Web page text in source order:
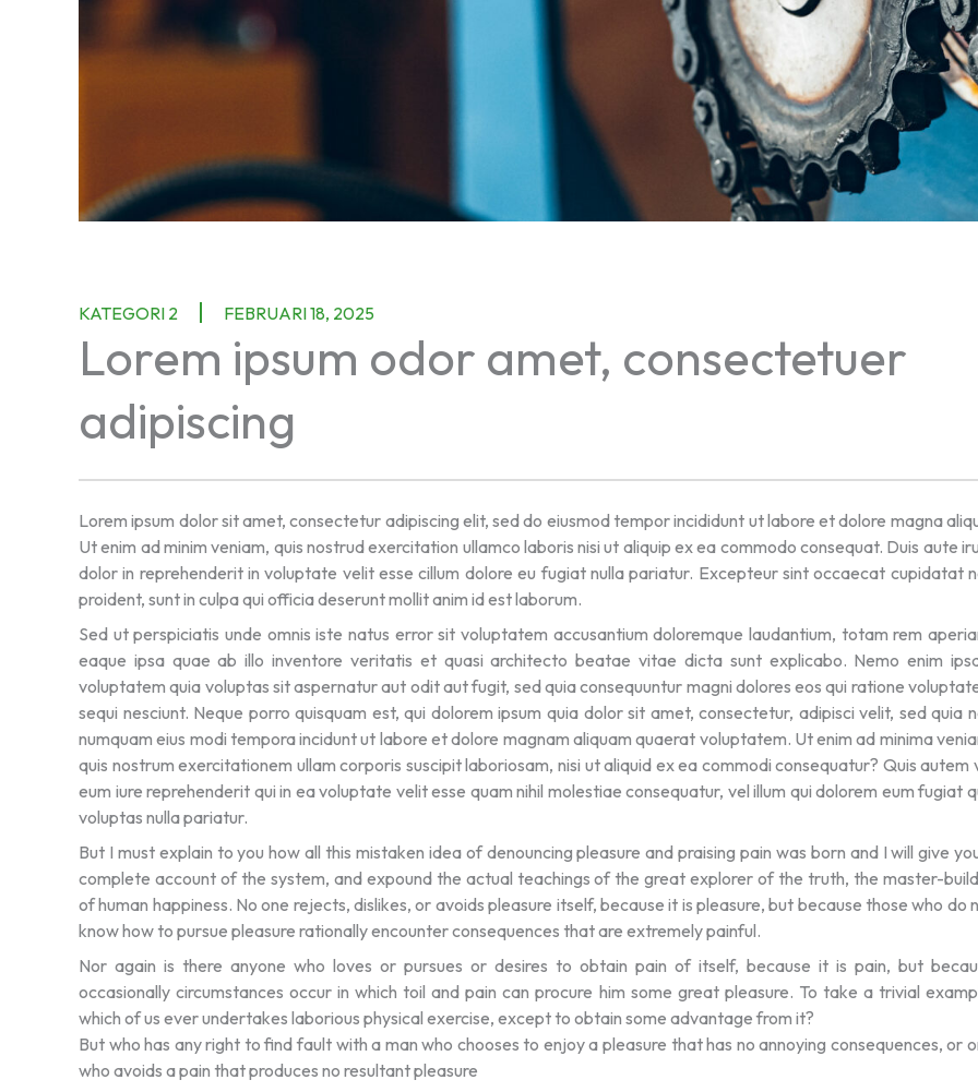
KATEGORI 2 FEBRUARI 18, 2025
Lorem ipsum odor amet, consectetuer
adipiscing
Lorem ipsum dolor sit amet, consectetur adipiscing elit, sed do eiusmod tempor incididunt ut labore et dolore magna
Ut enim ad minim veniam, quis nostrud exercitation ullamco laboris nisi ut aliquip ex ea commodo consequat. Duis aute
dolor in reprehenderit in voluptate velit esse cillum dolore eu fugiat nulla pariatur. Excepteur sint occaecat cupidatat
proident, sunt in culpa qui officia deserunt mollit anim id est laborum.
Sed ut perspiciatis unde omnis iste natus error sit voluptatem accusantium doloremque laudantium, totam rem
eaque ipsa quae ab illo inventore veritatis et quasi architecto beatae vitae dicta sunt explicabo. Nemo enim
voluptatem quia voluptas sit aspernatur aut odit aut fugit, sed quia consequuntur magni dolores eos qui ratione
sequi nesciunt. Neque porro quisquam est, qui dolorem ipsum quia dolor sit amet, consectetur, adipisci velit, sed quia
numquam eius modi tempora incidunt ut labore et dolore magnam aliquam quaerat voluptatem. Ut enim ad minima
quis nostrum exercitationem ullam corporis suscipit laboriosam, nisi ut aliquid ex ea commodi consequatur? Quis autem
eum iure reprehenderit qui in ea voluptate velit esse quam nihil molestiae consequatur, vel illum qui dolorem eum fugiat
voluptas nulla pariatur.
But I must explain to you how all this mistaken idea of denouncing pleasure and praising pain was born and I will give
complete account of the system, and expound the actual teachings of the great explorer of the truth, the master-
of human happiness. No one rejects, dislikes, or avoids pleasure itself, because it is pleasure, but because those who do
know how to pursue pleasure rationally encounter consequences that are extremely painful.
Nor again is there anyone who loves or pursues or desires to obtain pain of itself, because it is pain, but
occasionally circumstances occur in which toil and pain can procure him some great pleasure. To take a trivial
which of us ever undertakes laborious physical exercise, except to obtain some advantage from it?
But who has any right to find fault with a man who chooses to enjoy a pleasure that has no annoying consequences, or
who avoids a pain that produces no resultant pleasure